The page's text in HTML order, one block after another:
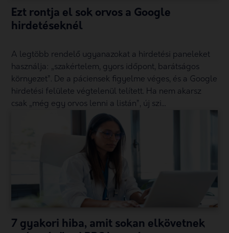
Ezt rontja el sok orvos a Google
hirdetéseknél
A legtöbb rendelő ugyanazokat a hirdetési paneleket
használja: „szakértelem, gyors időpont, barátságos
környezet”. De a páciensek figyelme véges, és a Google
hirdetési felülete végtelenül telített. Ha nem akarsz
csak „még egy orvos lenni a listán”, új szi...
7 gyakori hiba, amit sokan elkövetnek